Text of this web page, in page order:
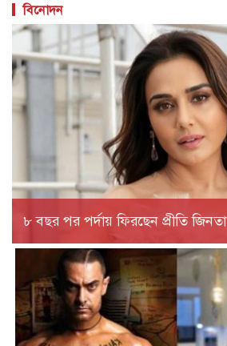
বিনোদন
৮ বছর পর পর্দায় ফিরছেন প্রীতি জিনতা